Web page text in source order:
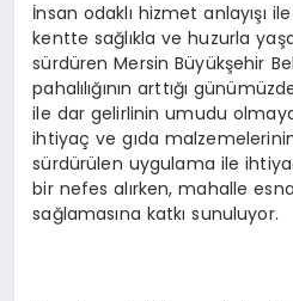
İnsan odaklı hizmet anlayışı
kentte sağlıkla ve huzurla
sürdüren Mersin Büyükşehir
pahalılığının arttığı
ile dar gelirlinin umudu
ihtiyaç ve gıda malzemelerinin
sürdürülen uygulama ile
bir nefes alırken, mahalle
sağlamasına katkı sunuluyor.